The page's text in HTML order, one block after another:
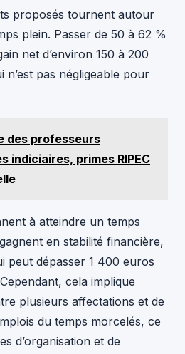
proposés tournent autour
plein. Passer de 50 à 62 %
net d’environ 150 à 200
pas négligeable pour
des professeurs
indiciaires, primes RIPEC
à atteindre un temps
en stabilité financière,
peut dépasser 1 400 euros
cela implique
plusieurs affectations et de
du temps morcelés, ce
d’organisation et de